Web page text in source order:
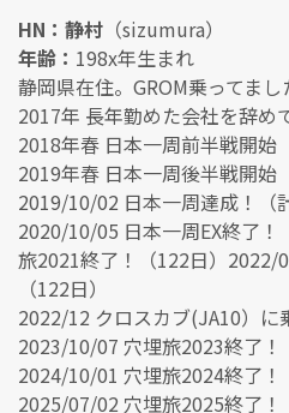
HN：静村 （sizumura）
年齢： 198x年生まれ
静岡県在住。GROM乗ってまし
2017年 長年勤めた会社を辞めて
2018年春 日本一周前半戦開始
2019年春 日本一周後半戦開始
2019/10/02 日本一周達成！（
2020/10/05 日本一周EX終了
旅2021終了！（122日）2022/
（122日）
2022/12 クロスカブ(JA10）に
2023/10/07 穴埋旅2023終了！
2024/10/01 穴埋旅2024終了！
2025/07/02 穴埋旅2025終了！